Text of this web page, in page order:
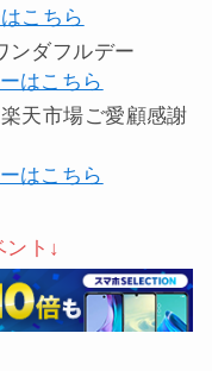
こちら
ンダフルデー
はこちら
天市場ご愛顧感謝
はこちら
ント↓